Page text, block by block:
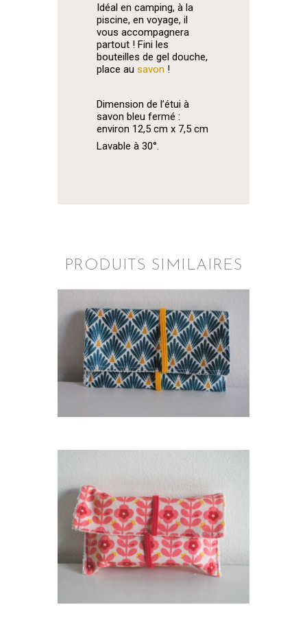
Idéal en camping, à la
piscine, en voyage, il
vous accompagnera
partout ! Fini les
bouteilles de gel douche,
place ausavon !
Dimension de l’étui à
savon bleu fermé :
environ 12,5 cm x 7,5 cm
Lavable à 30°.
PRODUITS SIMILAIRES
ETUI À SAVON BLEU
CANARD
10,00 €
ETUI À SAVON ROSE
10,00 €
ADD TO CART